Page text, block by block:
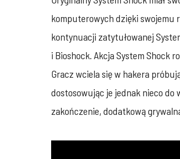
komputerowych dzięki swojemu
kontynuacji zatytułowanej
i Bioshock. Akcja System Shock
Gracz wciela się w hakera
dostosowując je jednak nieco do
zakończenie, dodatkową